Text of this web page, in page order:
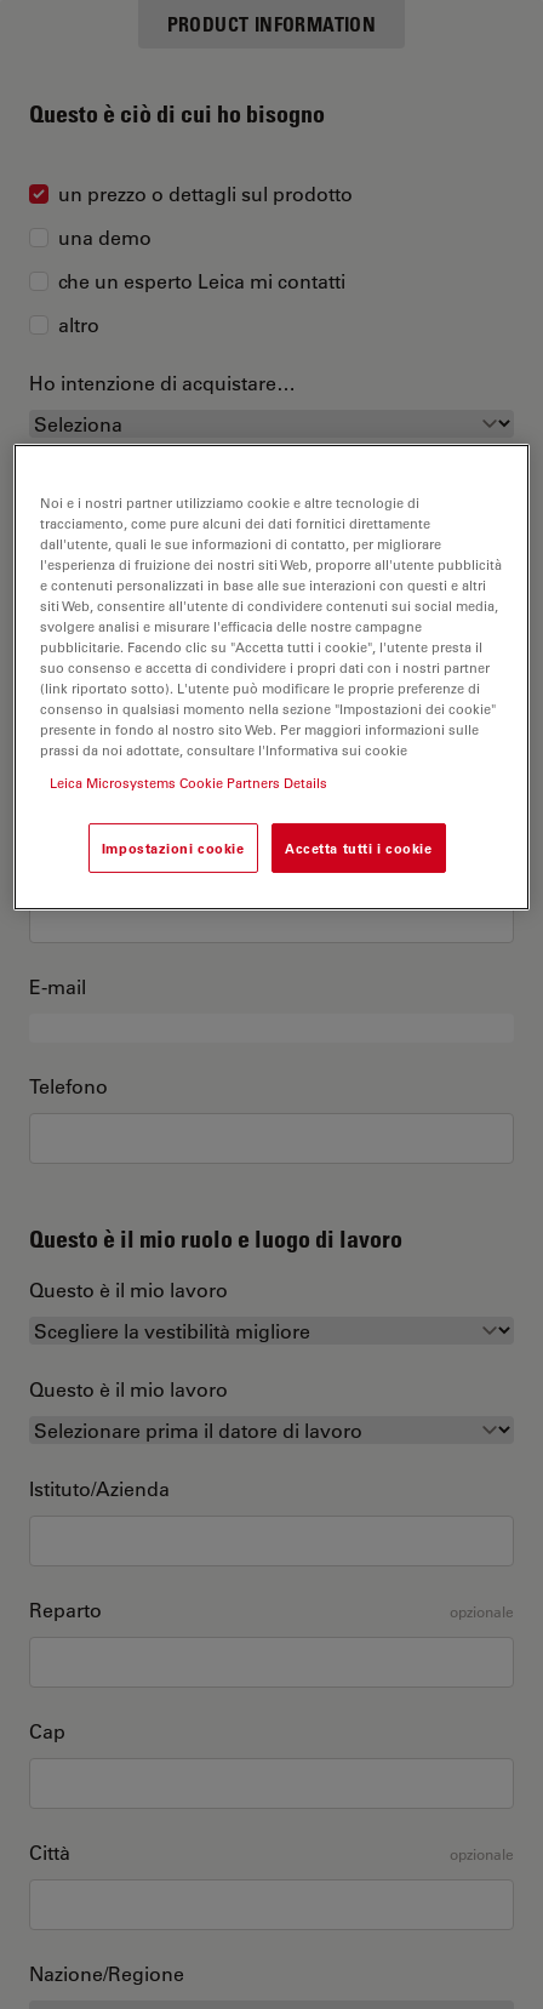
PRODUCT INFORMATION
Questo è ciò di cui ho bisogno
un prezzo o dettagli sul prodotto
una demo
che un esperto Leica mi contatti
altro
Ho intenzione di acquistare…
Questo sono io
Titolo accademico
Nome
Cognome
E-mail
Telefono
Questo è il mio ruolo e luogo di lavoro
Questo è il mio lavoro
Questo è il mio lavoro
Istituto/Azienda
Reparto opzionale
Cap
Città opzionale
Nazione/Regione
Noi e i nostri partner utilizziamo cookie e altre tecnologie di
tracciamento, come pure alcuni dei dati fornitici direttamente
dall'utente, quali le sue informazioni di contatto, per migliorare
l'esperienza di fruizione dei nostri siti Web, proporre all'utente pubblicità
e contenuti personalizzati in base alle sue interazioni con questi e altri
siti Web, consentire all'utente di condividere contenuti sui social media,
svolgere analisi e misurare l'efficacia delle nostre campagne
pubblicitarie. Facendo clic su "Accetta tutti i cookie", l'utente presta il
suo consenso e accetta di condividere i propri dati con i nostri partner
(link riportato sotto). L'utente può modificare le proprie preferenze di
consenso in qualsiasi momento nella sezione "Impostazioni dei cookie"
presente in fondo al nostro sito Web. Per maggiori informazioni sulle
prassi da noi adottate, consultare l'Informativa sui cookie
Leica Microsystems Cookie Partners Details
Impostazioni cookie Accetta tutti i cookie